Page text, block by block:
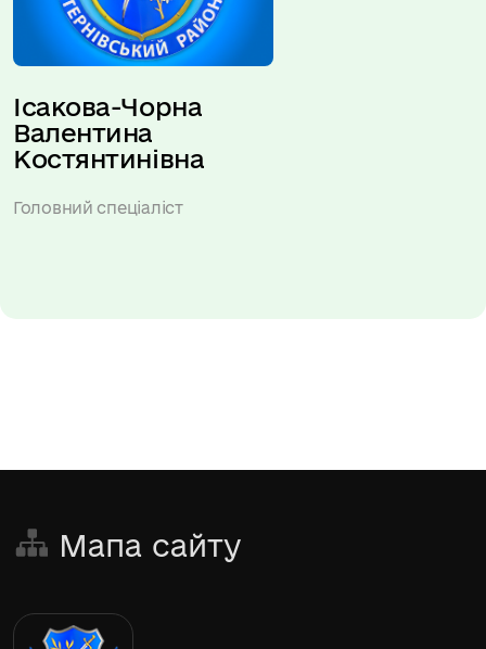
Ісакова-Чорна
Валентина
Костянтинівна
Головний спеціаліст
Мапа сайту